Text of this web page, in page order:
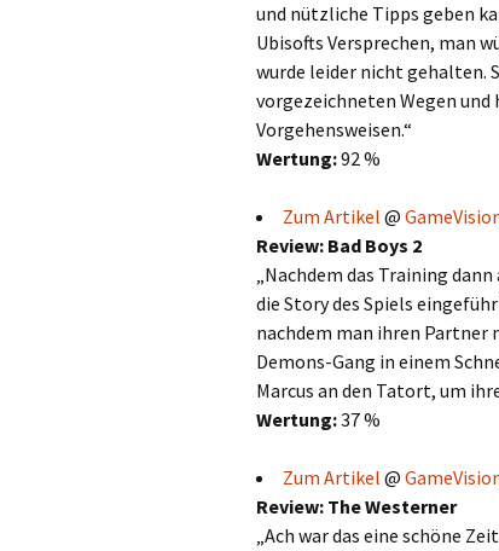
und nützliche Tipps geben
Ubisofts Versprechen, man
wurde leider nicht gehalten.
vorgezeichneten Wegen
Vorgehensweisen.“
Wertung:92 %
Zum Artikel @
Review: Bad Boys 2
„Nachdem das Training
die Story des Spiels
nachdem man ihren Partner
Demons-Gang in einem
Marcus an den Tatort, um
Wertung:37 %
Zum Artikel @
Review: The Westerner
„Ach war das eine schöne